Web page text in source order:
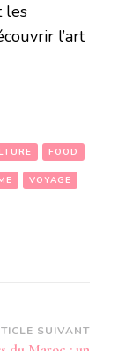
les
l’art
FOOD
VOYAGE
SUIVANT